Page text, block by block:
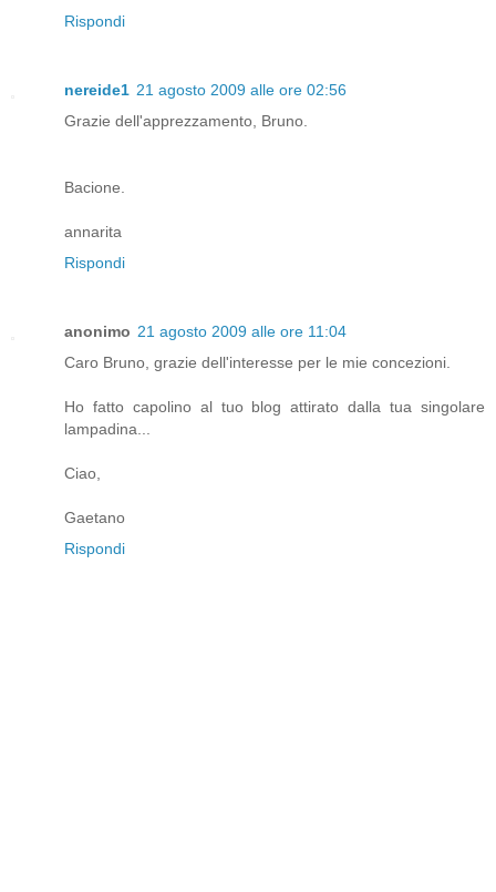
Rispondi
nereide1 21 agosto 2009 alle ore 02:56
Grazie dell'apprezzamento, Bruno.
Bacione.
annarita
Rispondi
anonimo 21 agosto 2009 alle ore 11:04
Caro Bruno, grazie dell'interesse per le mie concezioni.
Ho fatto capolino al tuo blog attirato dalla tua singolare
lampadina...
Ciao,
Gaetano
Rispondi